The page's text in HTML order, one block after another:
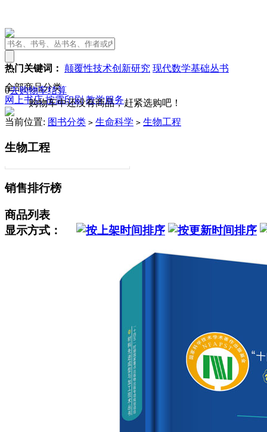
热门关键词： 颠覆性技术创新研究 现代数学基础丛书
0去购物车结算
购物车中还没有商品，赶紧选购吧！
全部商品分类
网上书店按需印刷 教学服务
当前位置: 图书分类 > 生命科学 > 生物工程
生物工程
销售排行榜
商品列表
显示方式：